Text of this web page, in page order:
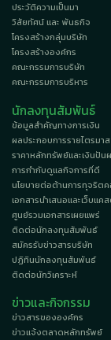
ประวัติความเป็นมา
วิสัยทัศน์ และ พันธกิจ
โครงสร้างกลุ่มบริษัท
โครงสร้างองค์กร
คณะกรรมการบริษัท
คณะกรรมการบริหาร
นักลงทุนสัมพันธ์
ข้อมูลสำคัญทางการเงิน
ผลประกอบการรายไตรมาส
ราคาหลักทรัพย์และเงินปัน
การกำกับดูแลกิจการที่ดี
นโยบายต่อต้านการทุจริต
เอกสารนำเสนอและเว็บแค
ศูนย์รวมเอกสารเผยแพร่
ติดต่อนักลงทุนสัมพันธ์
สมัครรับข่าวสารบริษัท
ปฏิทินนักลงทุนสัมพันธ์
ติดต่อนักวิเคราะห์
ข่าวและกิจกรรม
ข่าวสารขององค์กร
ข่าวแจ้งตลาดหลักทรัพย์